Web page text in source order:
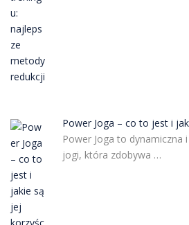
Power Joga – co to jest i
Power Joga to dynamiczna
jogi, która zdobywa …